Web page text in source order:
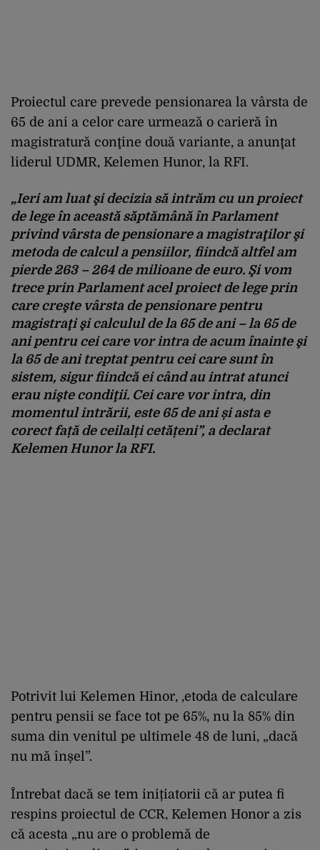
Proiectul care prevede pensionarea la vârsta de
65 de ani a celor care urmează o carieră în
magistratură conţine două variante, a anunţat
liderul UDMR, Kelemen Hunor, la RFI.
„Ieri am luat şi decizia să intrăm cu un proiect
de lege în această săptămână în Parlament
privind vârsta de pensionare a magistraţilor şi
metoda de calcul a pensiilor, fiindcă altfel am
pierde 263 – 264 de milioane de euro. Şi vom
trece prin Parlament acel proiect de lege prin
care creşte vârsta de pensionare pentru
magistraţi şi calculul de la 65 de ani – la 65 de
ani pentru cei care vor intra de acum înainte şi
la 65 de ani treptat pentru cei care sunt în
sistem, sigur fiindcă ei când au intrat atunci
erau nişte condiţii. Cei care vor intra, din
momentul intrării, este 65 de ani și asta e
corect față de ceilalți cetățeni”, a declarat
Kelemen Hunor la RFI.
Potrivit lui Kelemen Hinor, ,etoda de calculare
pentru pensii se face tot pe 65%, nu la 85% din
suma din venitul pe ultimele 48 de luni, „dacă
nu mă înșel”.
Întrebat dacă se tem inițiatorii că ar putea fi
respins proiectul de CCR, Kelemen Honor a zis
că acesta „nu are o problemă de